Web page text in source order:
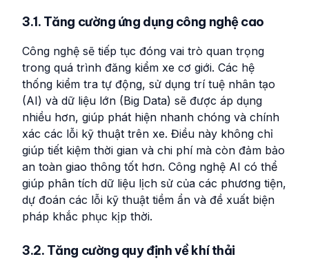
3.1. Tăng cường ứng dụng công nghệ cao
Công nghệ sẽ tiếp tục đóng vai trò quan trọng
trong quá trình đăng kiểm xe cơ giới. Các hệ
thống kiểm tra tự động, sử dụng trí tuệ nhân tạo
(AI) và dữ liệu lớn (Big Data) sẽ được áp dụng
nhiều hơn, giúp phát hiện nhanh chóng và chính
xác các lỗi kỹ thuật trên xe. Điều này không chỉ
giúp tiết kiệm thời gian và chi phí mà còn đảm bảo
an toàn giao thông tốt hơn. Công nghệ AI có thể
giúp phân tích dữ liệu lịch sử của các phương tiện,
dự đoán các lỗi kỹ thuật tiềm ẩn và đề xuất biện
pháp khắc phục kịp thời.
3.2. Tăng cường quy định về khí thải